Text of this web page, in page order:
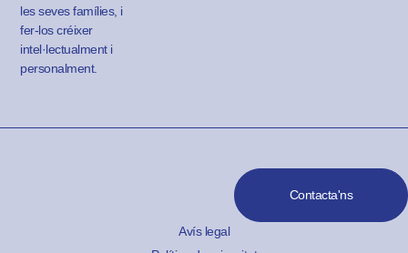
les seves famílies, i
fer-los créixer
intel·lectualment i
personalment.
Contacta'ns
Avís legal